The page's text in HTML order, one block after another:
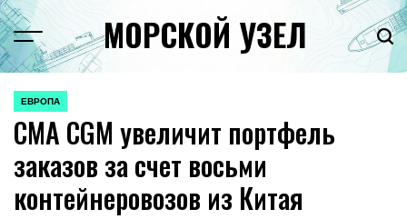
Перейти
к
содержимому
Menu МОРСКОЙ УЗЕЛ
ОПУБЛИКОВАНО
В
ЕВРОПА
CMA CGM увеличит портфель
заказов за счет восьми
контейнеровозов из Китая